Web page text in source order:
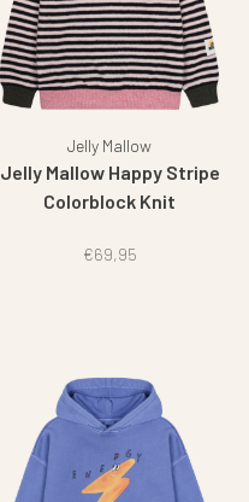
Jelly Mallow
Jelly Mallow Happy Stripe
Colorblock Knit
€69,95